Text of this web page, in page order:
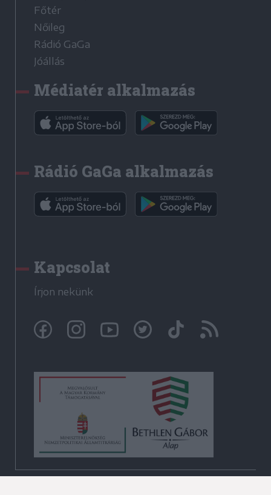
Főtér
Nőileg
Rádió GaGa
Jóállás
Médiatér alkalmazás
Rádió GaGa alkalmazás
Kapcsolat
Írjon nekünk